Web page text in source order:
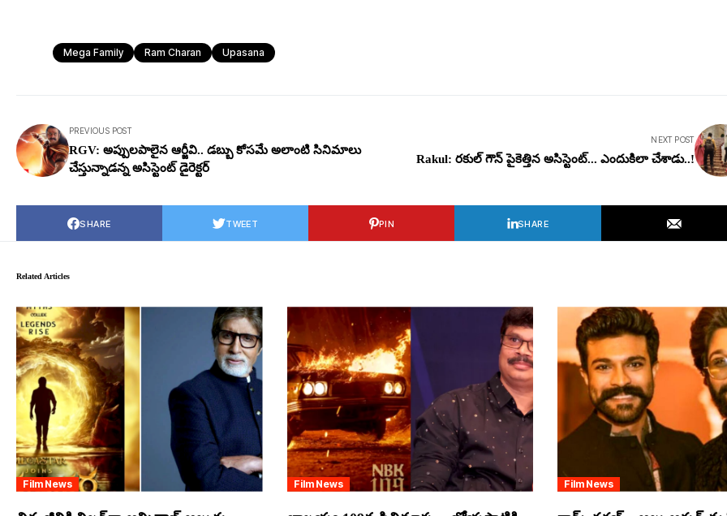
Mega Family Ram Charan Upasana
PREVIOUS POST
RGV: అప్పులపాలైన ఆర్జీవి.. డ‌బ్బు కోస‌మే అలాంటి సినిమాలు
చేస్తున్నాడ‌న్న అసిస్టెంట్ డైరెక్ట‌ర్
NEXT POST
Rakul: ర‌కుల్ గౌన్ పైకెత్తిన అసిస్టెంట్‌... ఎందుకిలా చేశాడు..!
SHARE TWEET PIN SHARE
Related Articles
Film News Film News Film News